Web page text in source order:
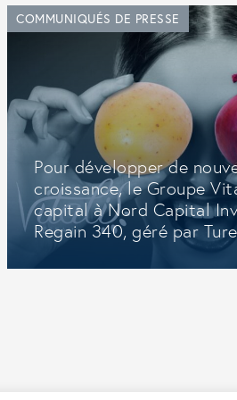
COMMUNIQUÉS DE PRESSE
Pour développer de
croissance, le Groupe
capital à Nord Capital
Regain 340, géré par